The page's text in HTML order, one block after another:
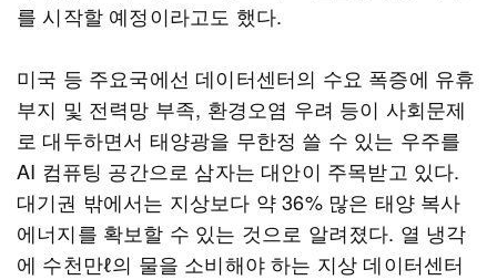
를 시작할 예정이라고도 했다.
미국 등 주요국에선 데이터센터의 수요 폭증에 유휴
부지 및 전력망 부족, 환경오염 우려 등이 사회문제
로 대두하면서 태양광을 무한정 쓸 수 있는 우주를
AI 컴퓨팅 공간으로 삼자는 대안이 주목받고 있다.
대기권 밖에서는 지상보다 약 36% 많은 태양 복사
에너지를 확보할 수 있는 것으로 알려졌다. 열 냉각
에 수천만ℓ의 물을 소비해야 하는 지상 데이터센터